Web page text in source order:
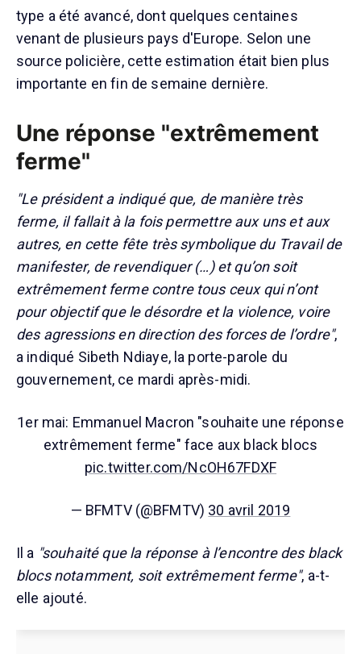
type a été avancé, dont quelques centaines
venant de plusieurs pays d'Europe. Selon une
source policière, cette estimation était bien plus
importante en fin de semaine dernière.
Une réponse "extrêmement
ferme"
"Le président a indiqué que, de manière très
ferme, il fallait à la fois permettre aux uns et aux
autres, en cette fête très symbolique du Travail de
manifester, de revendiquer (…) et qu’on soit
extrêmement ferme contre tous ceux qui n’ont
pour objectif que le désordre et la violence, voire
des agressions en direction des forces de l’ordre",
a indiqué Sibeth Ndiaye, la porte-parole du
gouvernement, ce mardi après-midi.
1er mai: Emmanuel Macron "souhaite une réponse
extrêmement ferme" face aux black blocs
pic.twitter.com/NcOH67FDXF
— BFMTV (@BFMTV) 30 avril 2019
Il a "souhaité que la réponse à l’encontre des black
blocs notamment, soit extrêmement ferme", a-t-
elle ajouté.